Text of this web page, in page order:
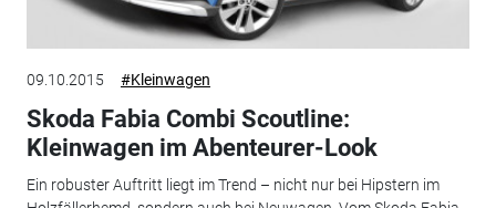
09.10.2015 #Kleinwagen
Skoda Fabia Combi Scoutline:
Kleinwagen im Abenteurer-Look
Ein robuster Auftritt liegt im Trend – nicht nur bei Hipstern im